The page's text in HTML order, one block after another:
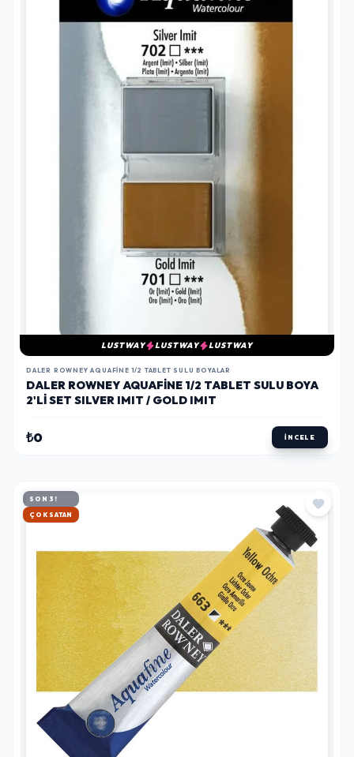
LUSTWAY LUSTWAY LUSTWAY
DALER ROWNEY AQUAFINE 1/2 TABLET SULU BOYALAR
DALER ROWNEY AQUAFINE 1/2 TABLET SULU BOYA
2'LI SET SILVER IMIT / GOLD IMIT
₺0 İNCELE
SON 3!
HIZLI KARGO